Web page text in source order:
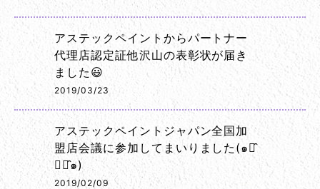
アステックペイントからパートナー
代理店認定証他沢山の表彰状が届き
ました😃
2019/03/23
アステックペイントジャパン全国加
盟店会議に参加してまいりました(๑･̑
◡･̑๑)
2019/02/09